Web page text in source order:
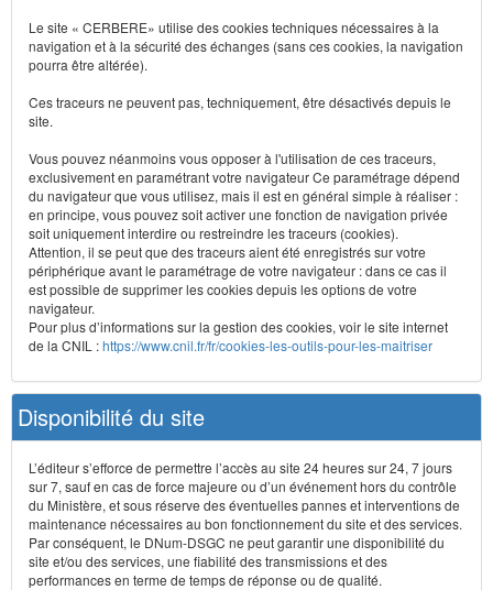
Le site « CERBERE» utilise des cookies techniques nécessaires à la
navigation et à la sécurité des échanges (sans ces cookies, la navigation
pourra être altérée).
Ces traceurs ne peuvent pas, techniquement, être désactivés depuis le
site.
Vous pouvez néanmoins vous opposer à l'utilisation de ces traceurs,
exclusivement en paramétrant votre navigateur Ce paramétrage dépend
du navigateur que vous utilisez, mais il est en général simple à réaliser :
en principe, vous pouvez soit activer une fonction de navigation privée
soit uniquement interdire ou restreindre les traceurs (cookies).
Attention, il se peut que des traceurs aient été enregistrés sur votre
périphérique avant le paramétrage de votre navigateur : dans ce cas il
est possible de supprimer les cookies depuis les options de votre
navigateur.
Pour plus d’informations sur la gestion des cookies, voir le site internet
de la CNIL :https://www.cnil.fr/fr/cookies-les-outils-pour-les-maitriser
Disponibilité du site
L’éditeur s’efforce de permettre l’accès au site 24 heures sur 24, 7 jours
sur 7, sauf en cas de force majeure ou d’un événement hors du contrôle
du Ministère, et sous réserve des éventuelles pannes et interventions de
maintenance nécessaires au bon fonctionnement du site et des services.
Par conséquent, le DNum-DSGC ne peut garantir une disponibilité du
site et/ou des services, une fiabilité des transmissions et des
performances en terme de temps de réponse ou de qualité.